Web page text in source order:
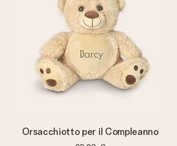
Orsacchiotto per il Compleanno